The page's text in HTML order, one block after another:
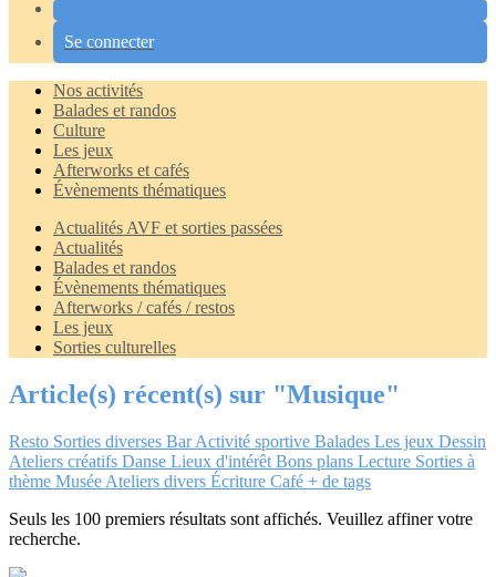
Se connecter
Nos activités
Balades et randos
Culture
Les jeux
Afterworks et cafés
Évènements thématiques
Actualités AVF et sorties passées
Actualités
Balades et randos
Évènements thématiques
Afterworks / cafés / restos
Les jeux
Sorties culturelles
Article(s) récent(s) sur "Musique"
Resto Sorties diverses BarActivité sportive Balades Les jeux Dessin
Ateliers créatifs Danse Lieux d'intérêt Bons plans Lecture Sorties à
thème Musée Ateliers divers Écriture Café + de tags
Seuls les 100 premiers résultats sont affichés. Veuillez affiner votre
recherche.